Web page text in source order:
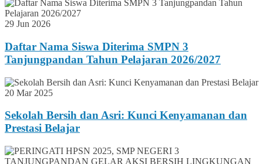
29 Jun 2026
Daftar Nama Siswa Diterima SMPN 3
Tanjungpandan Tahun Pelajaran 2026/2027
20 Mar 2025
Sekolah Bersih dan Asri: Kunci Kenyamanan dan
Prestasi Belajar